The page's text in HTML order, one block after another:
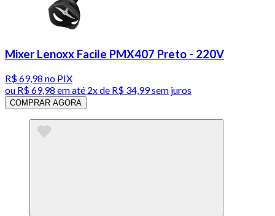
Mixer Lenoxx Facile PMX407 Preto - 220V
R$ 69,98 no PIX
ou R$ 69,98 em até 2x de R$ 34,99 sem juros
COMPRAR AGORA